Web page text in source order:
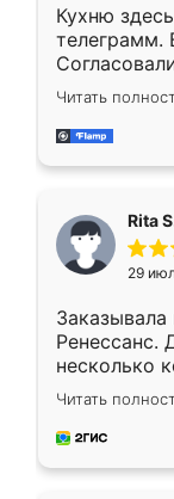
Кухню
телеграмм.
недели
довольны
мебель за
Читать
Rita
29
Ренессанс.
несколько
эту.
приехал
и снял
Читать